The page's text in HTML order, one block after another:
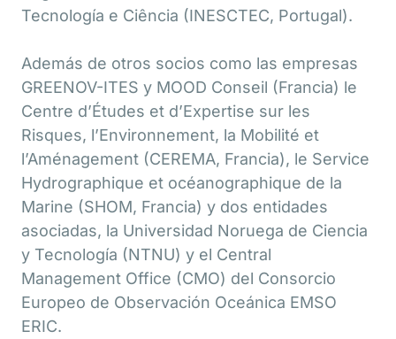
Tecnología e Ciência (INESCTEC, Portugal).
Además de otros socios como las empresas
GREENOV-ITES y MOOD Conseil (Francia) le
Centre d’Études et d’Expertise sur les
Risques, l’Environnement, la Mobilité et
l’Aménagement (CEREMA, Francia), le Service
Hydrographique et océanographique de la
Marine (SHOM, Francia) y dos entidades
asociadas, la Universidad Noruega de Ciencia
y Tecnología (NTNU) y el Central
Management Office (CMO) del Consorcio
Europeo de Observación Oceánica EMSO
ERIC.